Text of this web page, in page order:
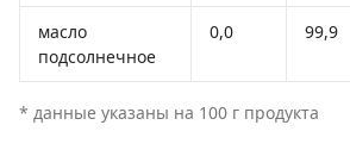
масло
подсолнечное
0,0 99,9
* данные указаны на 100 г продукта